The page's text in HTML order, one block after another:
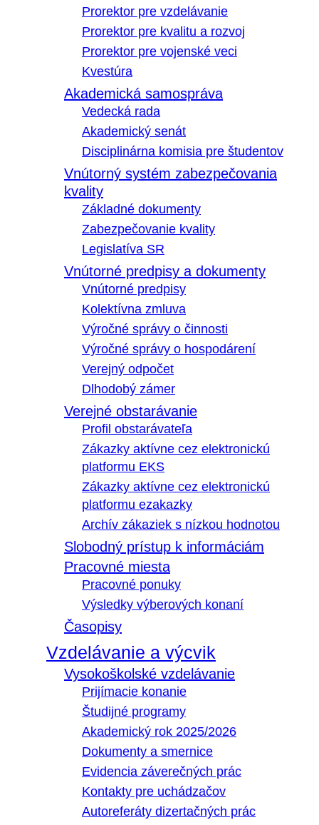
Prorektor pre vzdelávanie
Prorektor pre kvalitu a rozvoj
Prorektor pre vojenské veci
Kvestúra
Akademická samospráva
Vedecká rada
Akademický senát
Disciplinárna komisia pre študentov
Vnútorný systém zabezpečovania
kvality
Základné dokumenty
Zabezpečovanie kvality
Legislatíva SR
Vnútorné predpisy a dokumenty
Vnútorné predpisy
Kolektívna zmluva
Výročné správy o činnosti
Výročné správy o hospodárení
Verejný odpočet
Dlhodobý zámer
Verejné obstarávanie
Profil obstarávateľa
Zákazky aktívne cez elektronickú
platformu EKS
Zákazky aktívne cez elektronickú
platformu ezakazky
Archív zákaziek s nízkou hodnotou
Slobodný prístup k informáciám
Pracovné miesta
Pracovné ponuky
Výsledky výberových konaní
Časopisy
Vzdelávanie a výcvik
Vysokoškolské vzdelávanie
Prijímacie konanie
Študijné programy
Akademický rok 2025/2026
Dokumenty a smernice
Evidencia záverečných prác
Kontakty pre uchádzačov
Autoreferáty dizertačných prác